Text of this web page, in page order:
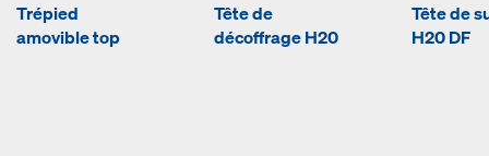
Trépied
amovible top
Tête de
décoffrage H20
Tête de
H20 DF